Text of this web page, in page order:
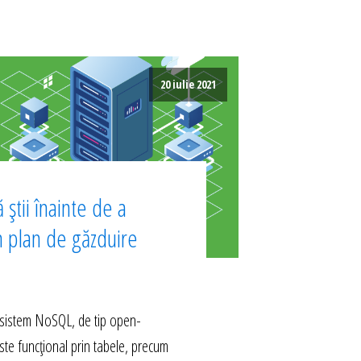
20 iulie 2021
știi înainte de a
plan de găzduire
NoSQL, de tip open-
funcțional prin tabele, precum